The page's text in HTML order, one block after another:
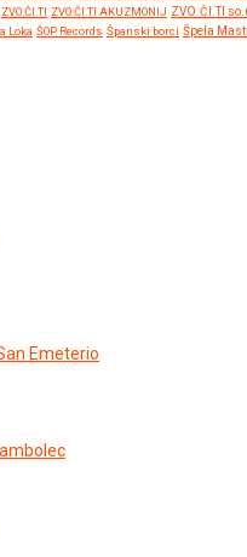
ZVO.ČI.TI ZVO.ČI.TI AKUZMONIJ ZVO.ČI.TI
Loka ŠOP Records Španski borci Špela
Emeterio